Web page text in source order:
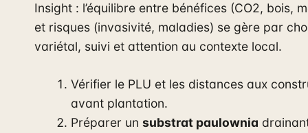
Insight : l’équilibre entre bénéfices (CO2, bois,
et risques (invasivité, maladies) se gère par
variétal, suivi et attention au contexte local.
Vérifier le PLU et les distances aux
avant plantation.
Préparer un substrat paulownia